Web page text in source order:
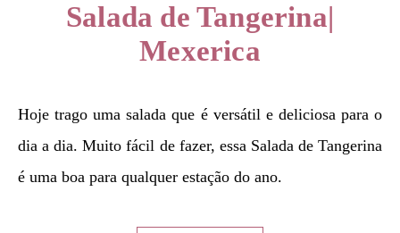
Salada de Tangerina|
Mexerica
Hoje trago uma salada que é versátil e deliciosa para o
dia a dia. Muito fácil de fazer, essa Salada de Tangerina
é uma boa para qualquer estação do ano.